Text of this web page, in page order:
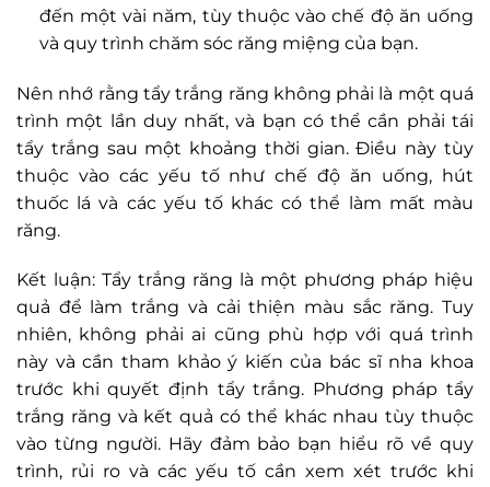
đến một vài năm, tùy thuộc vào chế độ ăn uống
và quy trình chăm sóc răng miệng của bạn.
Nên nhớ rằng tẩy trắng răng không phải là một quá
trình một lần duy nhất, và bạn có thể cần phải tái
tẩy trắng sau một khoảng thời gian. Điều này tùy
thuộc vào các yếu tố như chế độ ăn uống, hút
thuốc lá và các yếu tố khác có thể làm mất màu
răng.
Kết luận: Tẩy trắng răng là một phương pháp hiệu
quả để làm trắng và cải thiện màu sắc răng. Tuy
nhiên, không phải ai cũng phù hợp với quá trình
này và cần tham khảo ý kiến của bác sĩ nha khoa
trước khi quyết định tẩy trắng. Phương pháp tẩy
trắng răng và kết quả có thể khác nhau tùy thuộc
vào từng người. Hãy đảm bảo bạn hiểu rõ về quy
trình, rủi ro và các yếu tố cần xem xét trước khi